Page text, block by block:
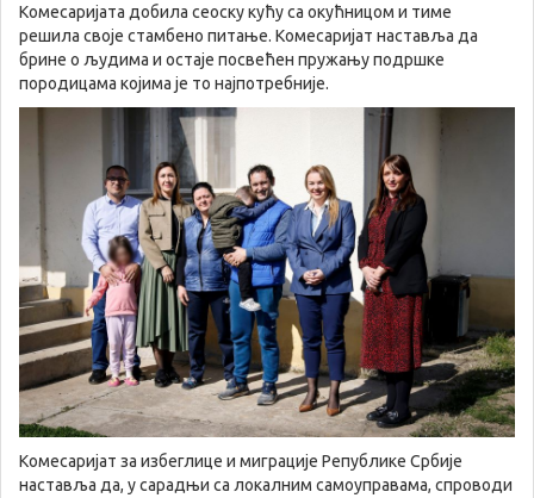
Комесаријата добила сеоску кућу са окућницом и тиме
решила своје стамбено питање. Комесаријат наставља да
брине о људима и остаје посвећен пружању подршке
породицама којима је то најпотребније.
Комесаријат за избеглице и миграције Републике Србије
наставља да, у сарадњи са локалним самоуправама, спроводи